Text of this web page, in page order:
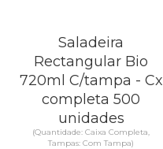
Saladeira
Rectangular Bio
720ml C/tampa - Cx
completa 500
unidades
(Quantidade: Caixa Completa,
Tampas: Com Tampa)